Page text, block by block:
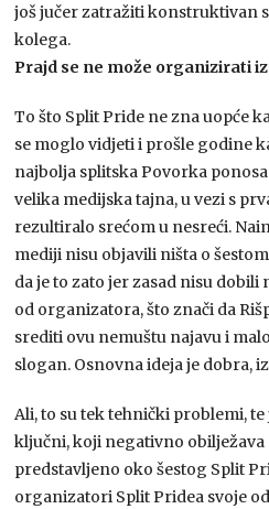
još jučer zatražiti konstruktivan
kolega.
Prajd se ne može organizirati
To što Split Pride ne zna uopće
se moglo vidjeti i prošle godine
najbolja splitska Povorka
velika medijska tajna, u vezi s
rezultiralo srećom u nesreći.
mediji nisu objavili ništa o
da je to zato jer zasad nisu
od organizatora, što znači da
srediti ovu nemuštu najavu i
slogan. Osnovna ideja je dobra,
Ali, to su tek tehnički problemi,
ključni, koji negativno obilježava
predstavljeno oko šestog Split
organizatori Split Pridea svoje